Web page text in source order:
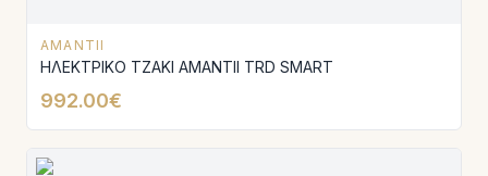
AMANTII
ΗΛΕΚΤΡΙΚΟ ΤΖΑΚΙ AMANTΙI TRD SMART
992.00€